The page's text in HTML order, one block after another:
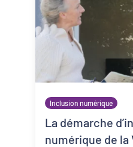
Démarches
Développement
Inclusion
Politique de la ville
Revitalisation
centres-villes
Inclusion numérique
La démarche
numérique de la